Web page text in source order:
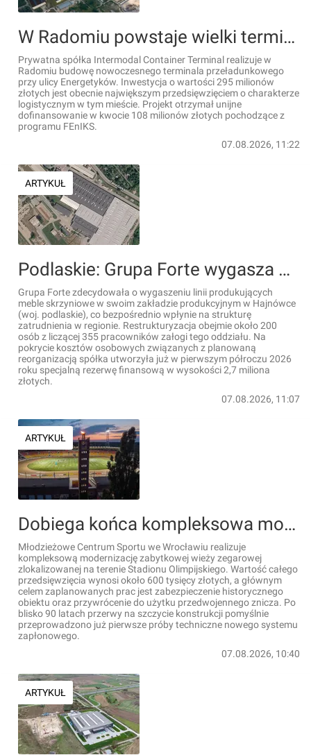
W Radomiu powstaje wielki terminal intermodalny za 295 milionów złotych. Powstanie wiele nowych miejsc pracy
Prywatna spółka Intermodal Container Terminal realizuje w
Radomiu budowę nowoczesnego terminala przeładunkowego
przy ulicy Energetyków. Inwestycja o wartości 295 milionów
złotych jest obecnie największym przedsięwzięciem o charakterze
logistycznym w tym mieście. Projekt otrzymał unijne
dofinansowanie w kwocie 108 milionów złotych pochodzące z
programu FEnIKS.
07.08.2026, 11:22
ARTYKUŁ
Podlaskie: Grupa Forte wygasza produkcję mebli w Hajnówce. Restrukturyzacja obejmie ok. 200 pracowników
Grupa Forte zdecydowała o wygaszeniu linii produkujących
meble skrzyniowe w swoim zakładzie produkcyjnym w Hajnówce
(woj. podlaskie), co bezpośrednio wpłynie na strukturę
zatrudnienia w regionie. Restrukturyzacja obejmie około 200
osób z liczącej 355 pracowników załogi tego oddziału. Na
pokrycie kosztów osobowych związanych z planowaną
reorganizacją spółka utworzyła już w pierwszym półroczu 2026
roku specjalną rezerwę finansową w wysokości 2,7 miliona
złotych.
07.08.2026, 11:07
ARTYKUŁ
Dobiega końca kompleksowa modernizacja zabytkowej wieży zegarowej na Stadionie Olimpijskim we Wrocławiu [ZDJĘCIA]
Młodzieżowe Centrum Sportu we Wrocławiu realizuje
kompleksową modernizację zabytkowej wieży zegarowej
zlokalizowanej na terenie Stadionu Olimpijskiego. Wartość całego
przedsięwzięcia wynosi około 600 tysięcy złotych, a głównym
celem zaplanowanych prac jest zabezpieczenie historycznego
obiektu oraz przywrócenie do użytku przedwojennego znicza. Po
blisko 90 latach przerwy na szczycie konstrukcji pomyślnie
przeprowadzono już pierwsze próby techniczne nowego systemu
zapłonowego.
07.08.2026, 10:40
ARTYKUŁ